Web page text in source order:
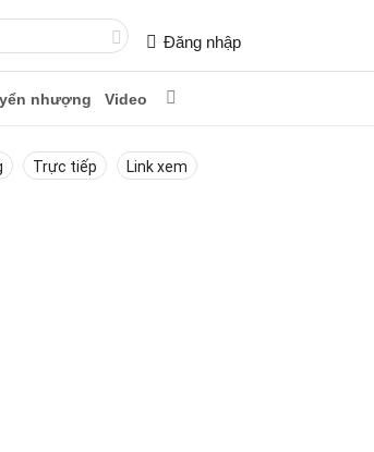
Đăng nhập
nhượng Video
Trực tiếp Link xem